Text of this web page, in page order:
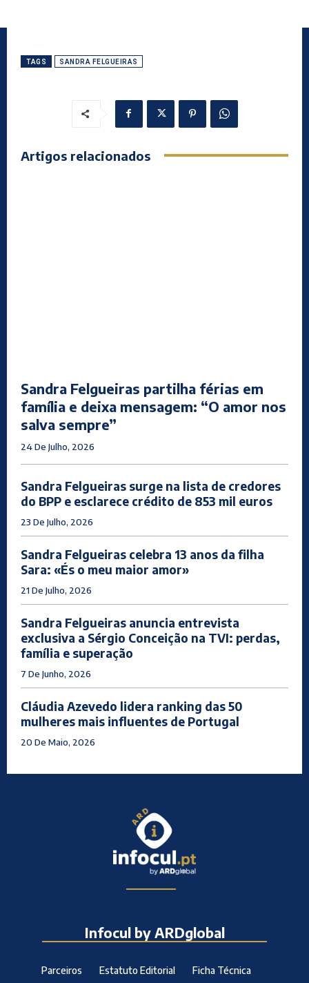
TAGS SANDRA FELGUEIRAS
Artigos relacionados
Sandra Felgueiras partilha férias em
família e deixa mensagem: “O amor nos
salva sempre”
24 De Julho, 2026
Sandra Felgueiras surge na lista de credores
do BPP e esclarece crédito de 853 mil euros
23 De Julho, 2026
Sandra Felgueiras celebra 13 anos da filha
Sara: «És o meu maior amor»
21 De Julho, 2026
Sandra Felgueiras anuncia entrevista
exclusiva a Sérgio Conceição na TVI: perdas,
família e superação
7 De Junho, 2026
Cláudia Azevedo lidera ranking das 50
mulheres mais influentes de Portugal
20 De Maio, 2026
Infocul by ARDglobal
Parceiros Estatuto Editorial Ficha Técnica